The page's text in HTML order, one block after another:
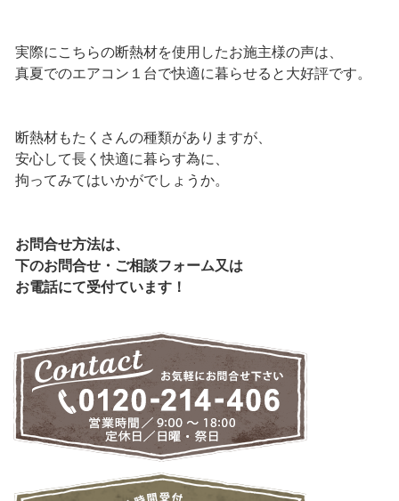
実際にこちらの断熱材を使用したお施主様の声は、
真夏でのエアコン１台で快適に暮らせると大好評です。
断熱材もたくさんの種類がありますが、
安心して長く快適に暮らす為に、
拘ってみてはいかがでしょうか。
お問合せ方法は、
下のお問合せ・ご相談フォーム又は
お電話にて受付ています！